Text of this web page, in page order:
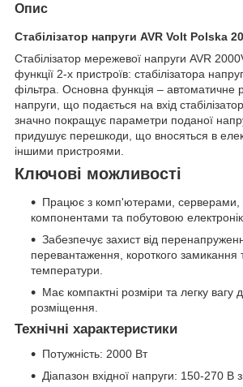
Опис
Стабілізатор напруги AVR Volt Polska
Стабілізатор мережевої напруги AVR
функції 2-х пристроїв: стабілізатора
фільтра. Основна функція – автоматичне
напруги, що подається на вхід
значно покращує параметри поданої
придушує перешкоди, що вносяться в
іншими пристроями.
Ключові можливості
Працює з комп'ютерами,
компонентами та побутовою
Забезпечує захист від
перевантаження, короткого замикання
температури.
Має компактні розміри та легку вагу
розміщення.
Технічні характеристики
Потужність: 2000 Вт
Діапазон вхідної напруги: 150-270 В